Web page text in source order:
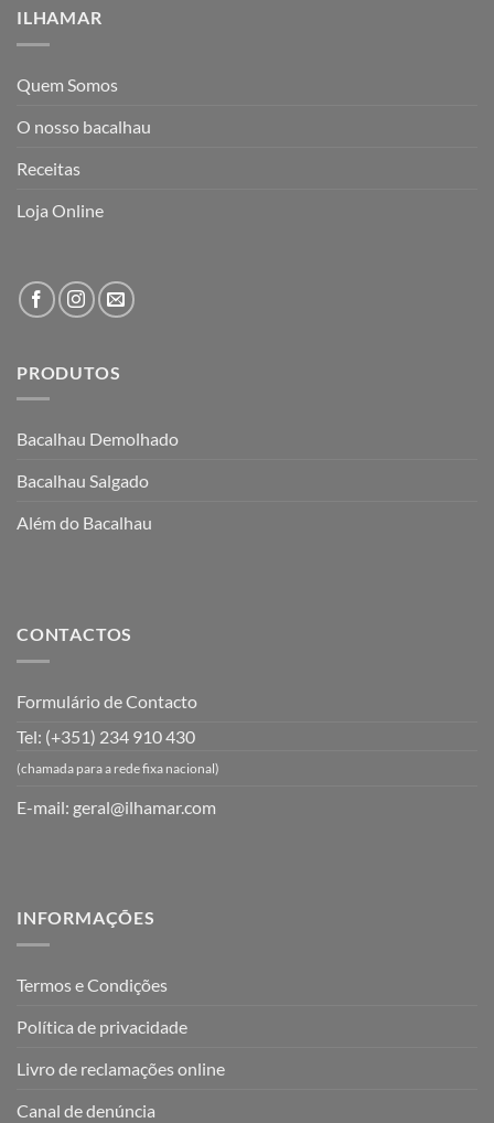
ILHAMAR
Quem Somos
O nosso bacalhau
Receitas
Loja Online
PRODUTOS
Bacalhau Demolhado
Bacalhau Salgado
Além do Bacalhau
CONTACTOS
Formulário de Contacto
Tel: (+351) 234 910 430
(chamada para a rede fixa nacional)
E-mail: geral@ilhamar.com
INFORMAÇÕES
Termos e Condições
Política de privacidade
Livro de reclamações online
Canal de denúncia